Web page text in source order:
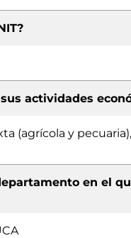
actividades
(agrícola y
en el